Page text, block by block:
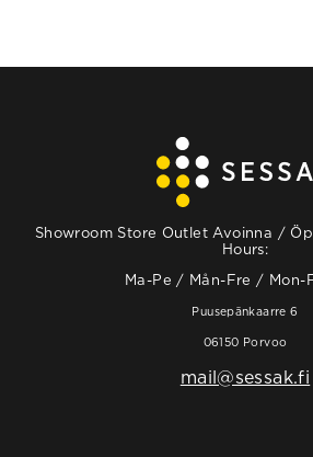
Showroom Store Outlet Avoinna /
Hours:
Ma-Pe / Mån-Fre / Mon-
Puusepänkaarre 6
06150 Porvoo
mail@sessak.fi